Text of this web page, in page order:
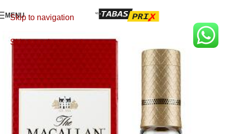
Skip to navigation
Skip to main content
MENU